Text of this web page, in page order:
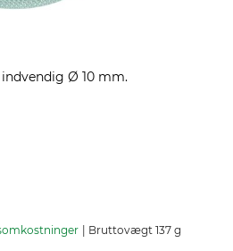
Ø 10 mm.
Bruttovægt 137 g